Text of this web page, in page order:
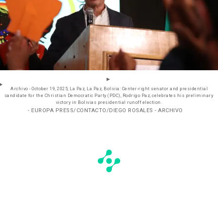
Archivo - October 19, 2025, La Paz, La Paz, Bolivia: Center-right senator and presidential
candidate for the Christian Democratic Party (PDC), Rodrigo Paz, celebrates his preliminary
victory in Bolivias presidential runoff election.
- EUROPA PRESS/CONTACTO/DIEGO ROSALES - ARCHIVO